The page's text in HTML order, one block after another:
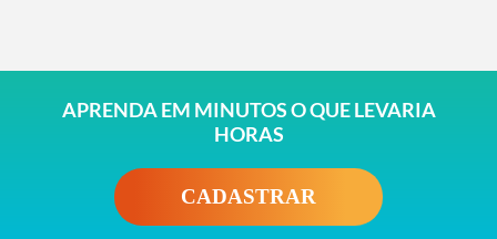
APRENDA EM MINUTOS O QUE LEVARIA
HORAS
CADASTRAR